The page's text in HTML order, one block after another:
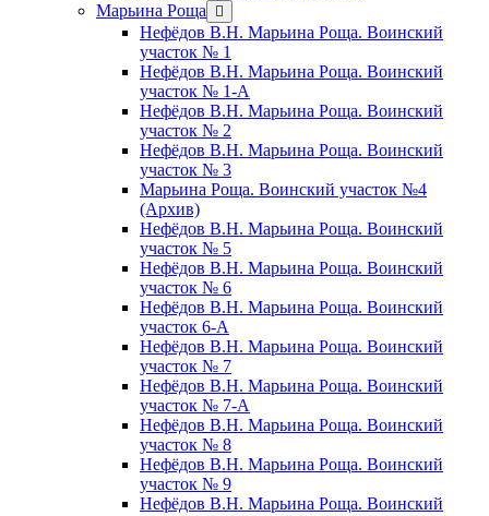
Марьина Роща
открыть
меню
Нефёдов В.Н. Марьина Роща. Воинский
участок № 1
Нефёдов В.Н. Марьина Роща. Воинский
участок № 1-А
Нефёдов В.Н. Марьина Роща. Воинский
участок № 2
Нефёдов В.Н. Марьина Роща. Воинский
участок № 3
Марьина Роща. Воинский участок №4
(Архив)
Нефёдов В.Н. Марьина Роща. Воинский
участок № 5
Нефёдов В.Н. Марьина Роща. Воинский
участок № 6
Нефёдов В.Н. Марьина Роща. Воинский
участок 6-А
Нефёдов В.Н. Марьина Роща. Воинский
участок № 7
Нефёдов В.Н. Марьина Роща. Воинский
участок № 7-А
Нефёдов В.Н. Марьина Роща. Воинский
участок № 8
Нефёдов В.Н. Марьина Роща. Воинский
участок № 9
Нефёдов В.Н. Марьина Роща. Воинский